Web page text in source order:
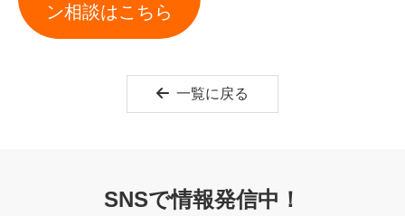
ン相談はこちら
一覧に戻る
SNSで情報発信中！